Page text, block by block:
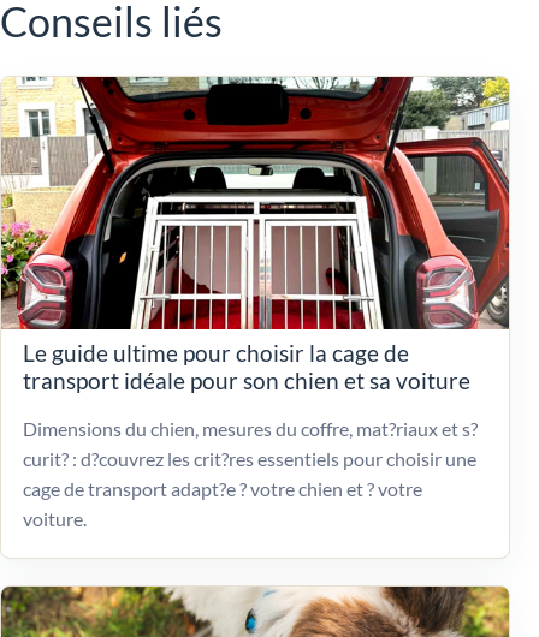
Conseils liés
Le guide ultime pour choisir la cage de
transport idéale pour son chien et sa voiture
Dimensions du chien, mesures du coffre, mat?riaux et s?
curit? : d?couvrez les crit?res essentiels pour choisir une
cage de transport adapt?e ? votre chien et ? votre
voiture.